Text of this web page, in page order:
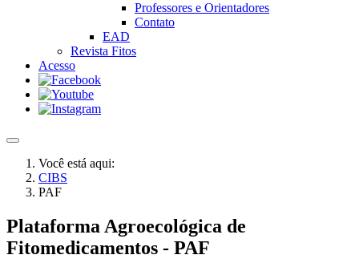
Professores e Orientadores
Contato
EAD
Revista Fitos
Acesso
Você está aqui:
CIBS
PAF
Plataforma Agroecológica de
Fitomedicamentos - PAF